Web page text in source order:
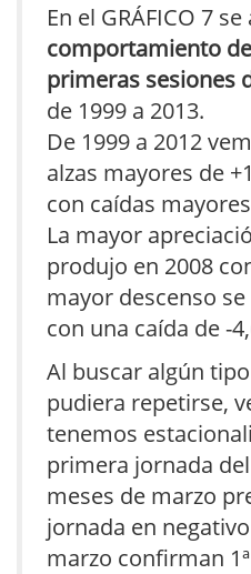
En el GRÁFICO 7
comportamiento
primeras sesiones
de 1999 a 2013.
De 1999 a 2012
alzas mayores de
con caídas
La mayor
produjo en 2008
mayor descenso
con una caída de -
Al buscar algún
pudiera repetirse,
tenemos
primera jornada
meses de marzo
jornada en
marzo confirman